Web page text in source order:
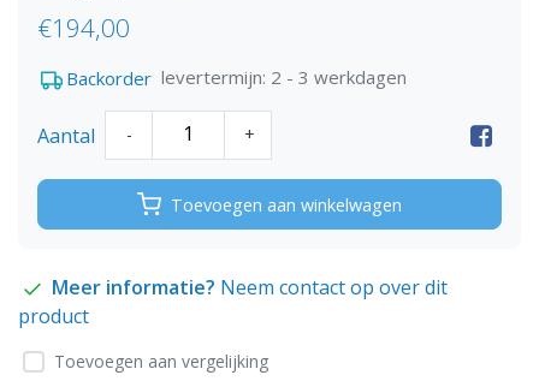
€194,00
Backorder levertermijn: 2 - 3 werkdagen
Aantal - +
Toevoegen aan winkelwagen
Meer informatie? Neem contact op over dit
product
Toevoegen aan vergelijking